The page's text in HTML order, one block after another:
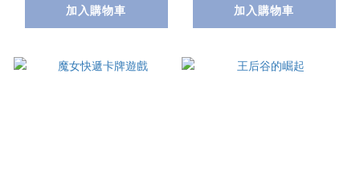
加入購物車 加入購物車